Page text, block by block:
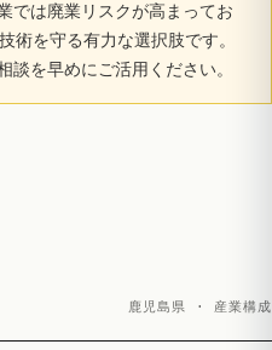
では廃業リスクが高まってお
術を守る有力な選択肢です。
談を早めにご活用ください。
鹿児島県 · 産業構成